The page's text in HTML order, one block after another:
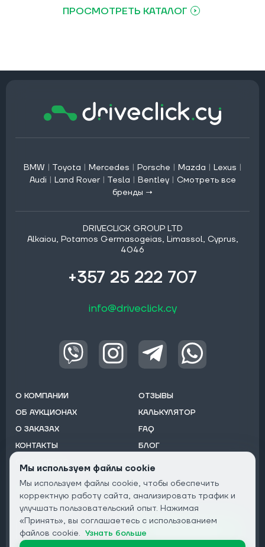
ПРОСМОТРЕТЬ КАТАЛОГ
BMW | Toyota | Mercedes | Porsche | Mazda | Lexus |
Audi | Land Rover | Tesla | Bentley | Смотреть все
бренды →
DRIVECLICK GROUP LTD
Alkaiou, Potamos Germasogeias, Limassol, Cyprus,
4046
+357 25 222 707
info@driveclick.cy
О КОМПАНИИ
ОБ АУКЦИОНАХ
О ЗАКАЗАХ
КОНТАКТЫ
ОТЗЫВЫ
КАЛЬКУЛЯТОР
FAQ
БЛОГ
Подписаться на рассылку:
Email
Мы используем файлы cookie
Мы используем файлы cookie, чтобы обеспечить
корректную работу сайта, анализировать трафик и
улучшать пользовательский опыт. Нажимая
«Принять», вы соглашаетесь с использованием
файлов cookie. Узнать больше